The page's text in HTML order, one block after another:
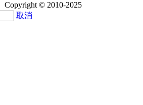
Copyright © 2010-2025
取消